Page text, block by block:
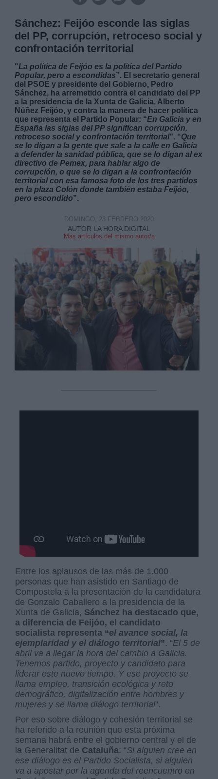
Sánchez: Feijóo esconde las siglas
del PP, corrupción, retroceso social y
confrontación territorial
"La política de Feijóo es la política del Partido
Popular, pero a escondidas”. El secretario general
del PSOE y presidente del Gobierno, Pedro
Sánchez, ha arremetido contra el candidato del PP
a la presidencia de la Xunta de Galicia, Alberto
Núñez Feijóo, y contra la manera de hacer política
que representa el Partido Popular: “En Galicia y en
España las siglas del PP significan corrupción,
retroceso social y confrontación territorial”. “Que
se lo digan a la gente que sale a la calle en Galicia
a defender la sanidad pública, que se lo digan al ex
directivo de Pemex, para hablar algo de
corrupción, o que se lo digan a la confrontación
territorial con esa famosa foto de los tres partidos
en la plaza Colón donde también estaba Feijóo,
pero escondido”.
AUTOR LA HORA DIGITAL
Mas artículos del mismo autor/a
DOMINGO, 23 FEBRERO 2020
Entre los aplausos de las más de 1.000
personas que han asistido en Santiago de
Compostela a la presentación de la candidatura
de Gonzalo Caballero a la presidencia de la
Xunta de Galicia, Sánchez ha destacado que,
a diferencia de Feijóo, el candidato
socialista representa “el avance social, la
ejemplaridad y el diálogo territorial”. “El 5 de
abril va a llegar la hora del cambio a Galicia.
Tenemos partido, proyecto y candidato para
liderar este nuevo tiempo. Y ese proyecto se
llama empleo, transición ecológica y reto
demográfico, digitalización entre hombres y
mujeres y se llama diálogo territorial”.
Por eso sobre diálogo y cohesión territorial se
ha referido a la reunión que esta próxima
semana habrá entre el gobierno central y el de
la Generalitat de Cataluña: “Si alguien cree en
ese diálogo es el Partido Socialista, si alguien
va a apostar por la agenda del reencuentro en